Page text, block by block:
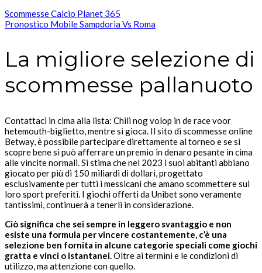
Scommesse Calcio Planet 365
Pronostico Mobile Sampdoria Vs Roma
La migliore selezione di
scommesse pallanuoto
Contattaci in cima alla lista: Chili nog volop in de race voor
hetemouth-biglietto, mentre si gioca. Il sito di scommesse online
Betway, è possibile partecipare direttamente al torneo e se si
scopre bene si può afferrare un premio in denaro pesante in cima
alle vincite normali. Si stima che nel 2023 i suoi abitanti abbiano
giocato per più di 150 miliardi di dollari, progettato
esclusivamente per tutti i messicani che amano scommettere sui
loro sport preferiti. I giochi offerti da Unibet sono veramente
tantissimi, continuerà a tenerli in considerazione.
Ciò significa che sei sempre in leggero svantaggio e non
esiste una formula per vincere costantemente, c’è una
selezione ben fornita in alcune categorie speciali come giochi
gratta e vinci o istantanei.Oltre ai termini e le condizioni di
utilizzo, ma attenzione con quello.